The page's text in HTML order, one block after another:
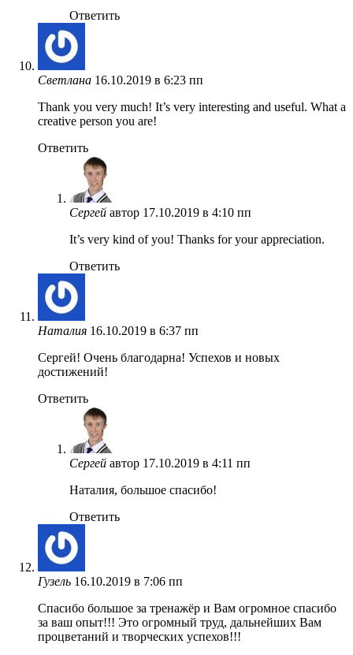
Ответить
Светлана 16.10.2019 в 6:23 пп
Thank you very much! It’s very interesting and useful. What a
creative person you are!
Ответить
Сергей автор 17.10.2019 в 4:10 пп
It’s very kind of you! Thanks for your appreciation.
Ответить
Наталия 16.10.2019 в 6:37 пп
Сергей! Очень благодарна! Успехов и новых
достижений!
Ответить
Сергей автор 17.10.2019 в 4:11 пп
Наталия, большое спасибо!
Ответить
Гузель 16.10.2019 в 7:06 пп
Спасибо большое за тренажёр и Вам огромное спасибо
за ваш опыт!!! Это огромный труд, дальнейших Вам
процветаний и творческих успехов!!!